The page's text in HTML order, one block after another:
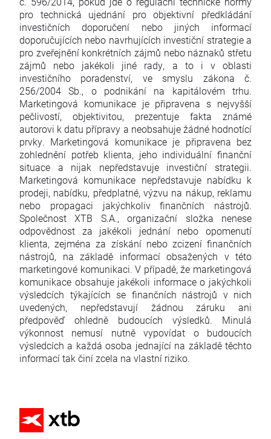
pro technická ujednání pro objektivní předkládání
investičních doporučení nebo jiných informací
doporučujících nebo navrhujících investiční strategie a
pro zveřejnění konkrétních zájmů nebo náznaků střetu
zájmů nebo jakékoli jiné rady, a to i v oblasti
investičního poradenství, ve smyslu zákona č.
256/2004 Sb., o podnikání na kapitálovém trhu.
Marketingová komunikace je připravena s nejvyšší
pečlivostí, objektivitou, prezentuje fakta známé
autorovi k datu přípravy a neobsahuje žádné hodnotící
prvky. Marketingová komunikace je připravena bez
zohlednění potřeb klienta, jeho individuální finanční
situace a nijak nepředstavuje investiční strategii.
Marketingová komunikace nepředstavuje nabídku k
prodeji, nabídku, předplatné, výzvu na nákup, reklamu
nebo propagaci jakýchkoliv finančních nástrojů.
Společnost XTB S.A., organizační složka nenese
odpovědnost za jakékoli jednání nebo opomenutí
klienta, zejména za získání nebo zcizení finančních
nástrojů, na základě informací obsažených v této
marketingové komunikaci. V případě, že marketingová
komunikace obsahuje jakékoli informace o jakýchkoli
výsledcích týkajících se finančních nástrojů v nich
uvedených, nepředstavují žádnou záruku ani
předpověď ohledně budoucích výsledků. Minulá
výkonnost nemusí nutně vypovídat o budoucích
výsledcích a každá osoba jednající na základě těchto
informací tak činí zcela na vlastní riziko.